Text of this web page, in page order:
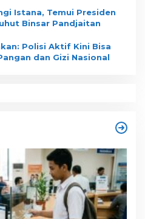
Istana, Temui Presiden
Binsar Pandjaitan
Polisi Aktif Kini Bisa
dan Gizi Nasional